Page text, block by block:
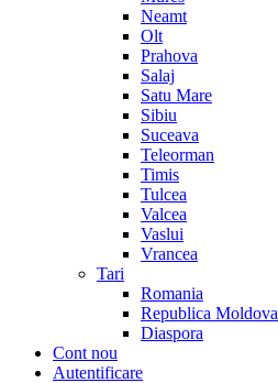
Neamt
Olt
Prahova
Salaj
Satu Mare
Sibiu
Suceava
Teleorman
Timis
Tulcea
Valcea
Vaslui
Vrancea
Tari
Romania
Republica Moldova
Diaspora
Cont nou
Autentificare